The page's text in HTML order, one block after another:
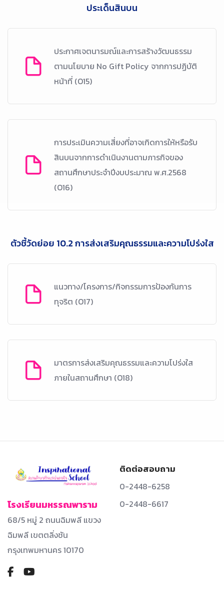
ประเด็นสินบน
ประกาศเจตนารมณ์และการสร้างวัฒนธรรม
ตามนโยบาย No Gift Policy จากการปฏิบัติ
หน้าที่ (O15)
การประเมินความเสี่ยงที่อาจเกิดการให้หรือรับ
สินบนจากการดำเนินงานตามภารกิจของ
สถานศึกษาประจำปีงบประมาณ พ.ศ.2568
(O16)
ตัวชี้วัดย่อย 10.2 การส่งเสริมคุณธรรมและความโปร่งใส
แนวทาง/โครงการ/กิจกรรมการป้องกันการ
ทุจริต (O17)
มาตรการส่งเสริมคุณธรรมและความโปร่งใส
ภายในสถานศึกษา (O18)
โรงเรียนมหรรณพาราม
68/5 หมู่ 2 ถนนฉิมพลี แขวง
ฉิมพลี เขตตลิ่งชัน
กรุงเทพมหานคร 10170
ติดต่อสอบถาม
0-2448-6258
0-2448-6617